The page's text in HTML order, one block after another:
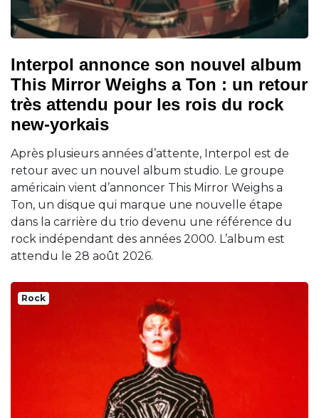
Interpol annonce son nouvel album
This Mirror Weighs a Ton : un retour
très attendu pour les rois du rock
new-yorkais
Après plusieurs années d’attente, Interpol est de
retour avec un nouvel album studio. Le groupe
américain vient d’annoncer This Mirror Weighs a
Ton, un disque qui marque une nouvelle étape
dans la carrière du trio devenu une référence du
rock indépendant des années 2000. L’album est
attendu le 28 août 2026.
Rock